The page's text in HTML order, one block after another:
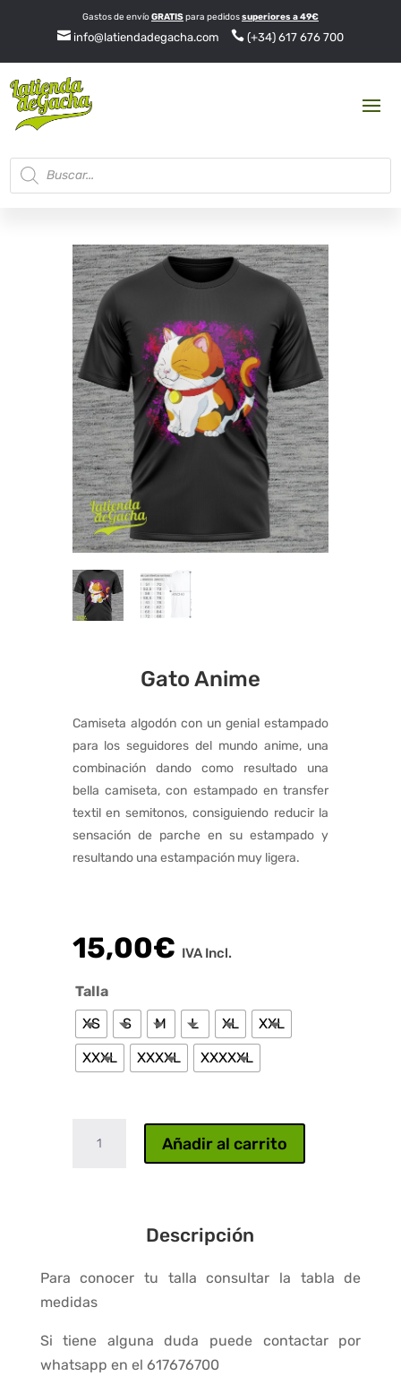
Gastos de envíoGRATISpara pedidossuperiores a 49€
info@latiendadegacha.com (+34) 617 676 700
Búsqueda
de
productos
Gato Anime
Camiseta algodón con un genial estampado
para los seguidores del mundo anime, una
combinación dando como resultado una
bella camiseta, con estampado en transfer
textil en semitonos, consiguiendo reducir la
sensación de parche en su estampado y
resultando una estampación muy ligera.
15,00€ IVA Incl.
Talla
XS
S M L XL
XXL
XXXL
XXXXL XXXXXL
Añadir al carrito
Descripción
Para conocer tu talla consultar la tabla de
medidas
Si tiene alguna duda puede contactar por
whatsapp en el 617676700